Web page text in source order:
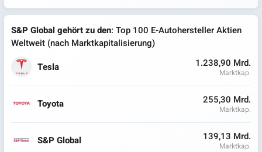
S&P Global gehört zu den: Top 100 E-Autohersteller Aktien
Weltweit (nach Marktkapitalisierung)
Tesla
1.238,90 Mrd.
Marktkap.
Toyota 255,30 Mrd.
Marktkap.
S&P Global 139,13 Mrd.
Marktkap.